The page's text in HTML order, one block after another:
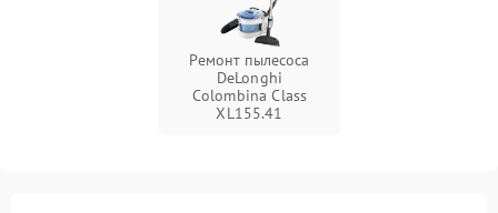
Ремонт пылесоса
DeLonghi
Colombina Class
XL155.41